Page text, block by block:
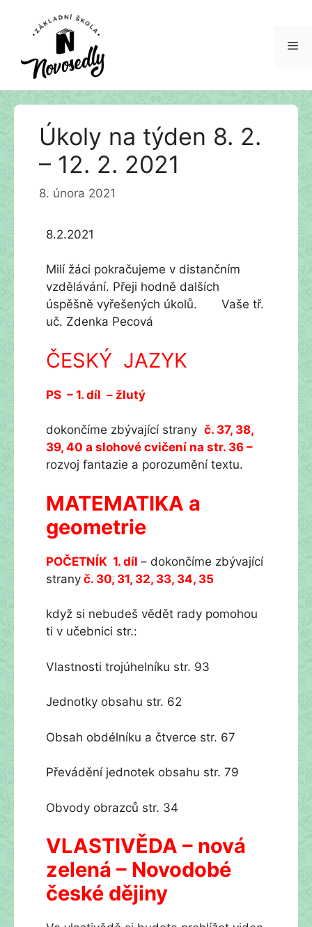
Přeskočit
Úkoly na týden 8. 2.
– 12. 2. 2021
8. února 2021
8.2.2021
Milí žáci pokračujeme v distančním
vzdělávání. Přeji hodně dalších
úspěšně vyřešených úkolů. Vaše tř.
uč. Zdenka Pecová
ČESKÝ JAZYK
PS – 1. díl – žlutý
dokončíme zbývající strany č. 37, 38,
39, 40 a slohové cvičení na str. 36 –
rozvoj fantazie a porozumění textu.
MATEMATIKA a
geometrie
POČETNÍK 1. díl – dokončíme zbývající
strany č. 30, 31, 32, 33, 34, 35
když si nebudeš vědět rady pomohou
ti v učebnici str.:
Vlastnosti trojúhelníku str. 93
Jednotky obsahu str. 62
Obsah obdélníku a čtverce str. 67
Převádění jednotek obsahu str. 79
Obvody obrazců str. 34
VLASTIVĚDA – nová
zelená – Novodobé
české dějiny